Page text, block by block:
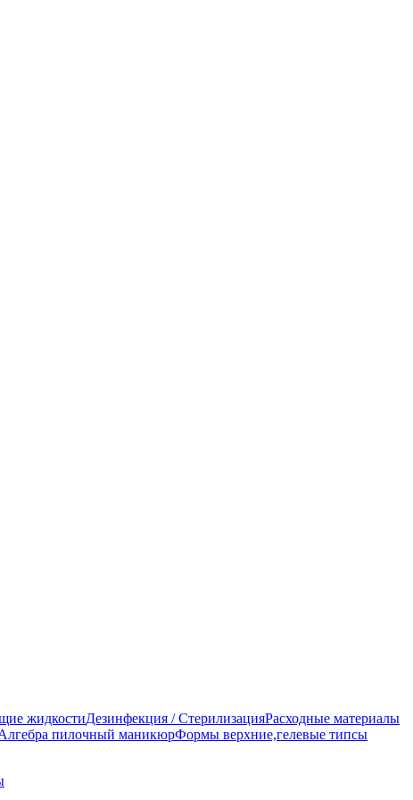
жидкостиДезинфекция / СтерилизацияРасходные материалы
пилочный маникюрФормы верхние,гелевые типсы